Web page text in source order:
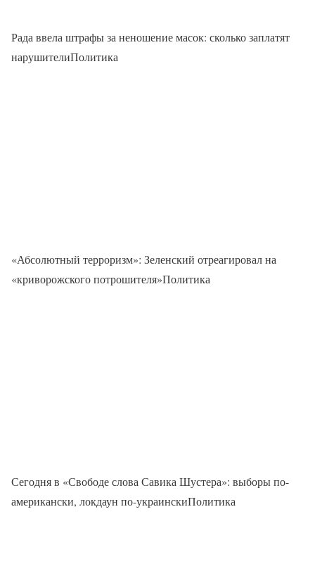
Рада ввела штрафы за неношение масок: сколько заплатят
нарушителиПолитика
«Абсолютный терроризм»: Зеленский отреагировал на
«криворожского потрошителя»Политика
Сегодня в «Свободе слова Савика Шустера»: выборы по-
американски, локдаун по-украинскиПолитика